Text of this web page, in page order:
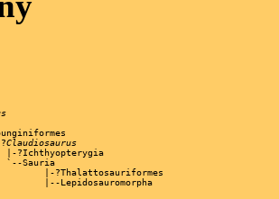
Claudiosaurus
|-?Ichthyopterygia
`--Sauria
|-?Thalattosauriformes
|--Lepidosauromorpha